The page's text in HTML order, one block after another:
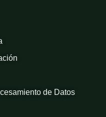
de Datos